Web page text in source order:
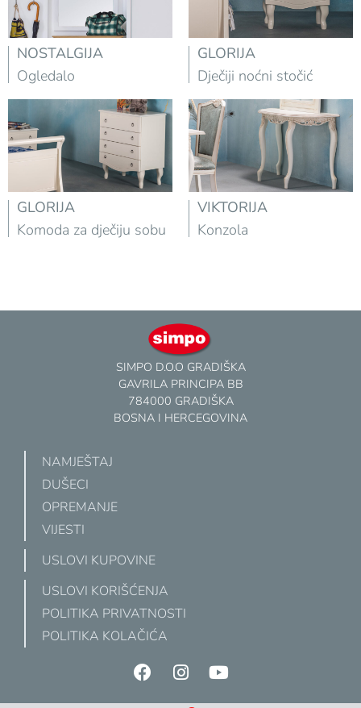
NOSTALGIJA
Ogledalo
GLORIJA
Dječiji noćni stočić
GLORIJA
Komoda za dječiju sobu
VIKTORIJA
Konzola
SIMPO D.O.O GRADIŠKA
GAVRILA PRINCIPA BB
784000 GRADIŠKA
BOSNA I HERCEGOVINA
NAMJEŠTAJ
DUŠECI
OPREMANJE
VIJESTI
USLOVI KUPOVINE
USLOVI KORIŠĆENJA
POLITIKA PRIVATNOSTI
POLITIKA KOLAČIĆA